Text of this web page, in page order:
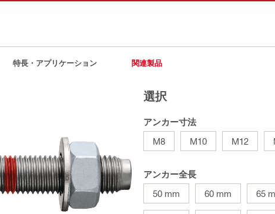
特長・アプリケーション 関連製品
選択
アンカー寸法
M8
M10 M12
アンカー全長
50 mm
60 mm 65